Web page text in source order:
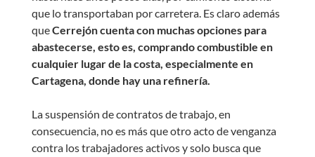
que lo transportaban por carretera. Es claro además
queCerrejón cuenta con muchas opciones para
abastecerse, esto es, comprando combustible en
cualquier lugar de la costa, especialmente en
Cartagena, donde hay una refinería.
La suspensión de contratos de trabajo, en
consecuencia, no es más que otro acto de venganza
contra los trabajadores activos y solo busca que